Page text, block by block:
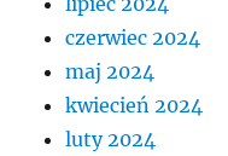
czerwiec 2024
maj 2024
kwiecień 2024
luty 2024